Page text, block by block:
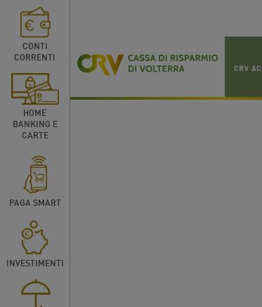
CRV
CONTI
CORRENTI
HOME
BANKING E
CARTE
PAGA SMART
INVESTIMENTI